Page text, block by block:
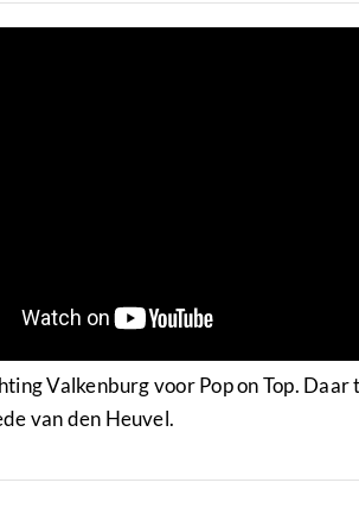
Valkenburg voor Pop on Top. Daar
van den Heuvel.